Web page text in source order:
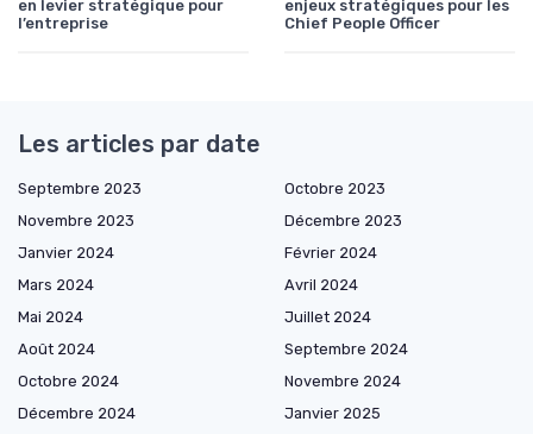
en levier stratégique pour
l’entreprise
enjeux stratégiques pour les
Chief People Officer
Les articles par date
Septembre 2023
Octobre 2023
Novembre 2023
Décembre 2023
Janvier 2024
Février 2024
Mars 2024
Avril 2024
Mai 2024
Juillet 2024
Août 2024
Septembre 2024
Octobre 2024
Novembre 2024
Décembre 2024
Janvier 2025